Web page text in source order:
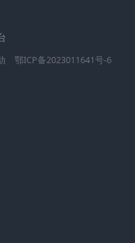
鄂ICP备2023011641号-6